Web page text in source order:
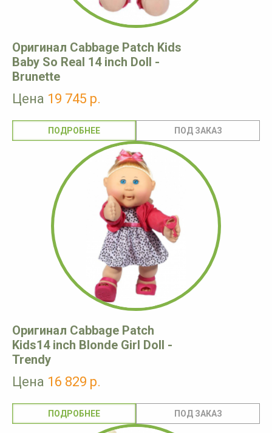
Оригинал Cabbage Patch Kids
Baby So Real 14 inch Doll -
Brunette
Цена 19 745 р.
ПОДРОБНЕЕ
Оригинал Cabbage Patch
Kids14 inch Blonde Girl Doll -
Trendy
Цена 16 829 р.
ПОДРОБНЕЕ